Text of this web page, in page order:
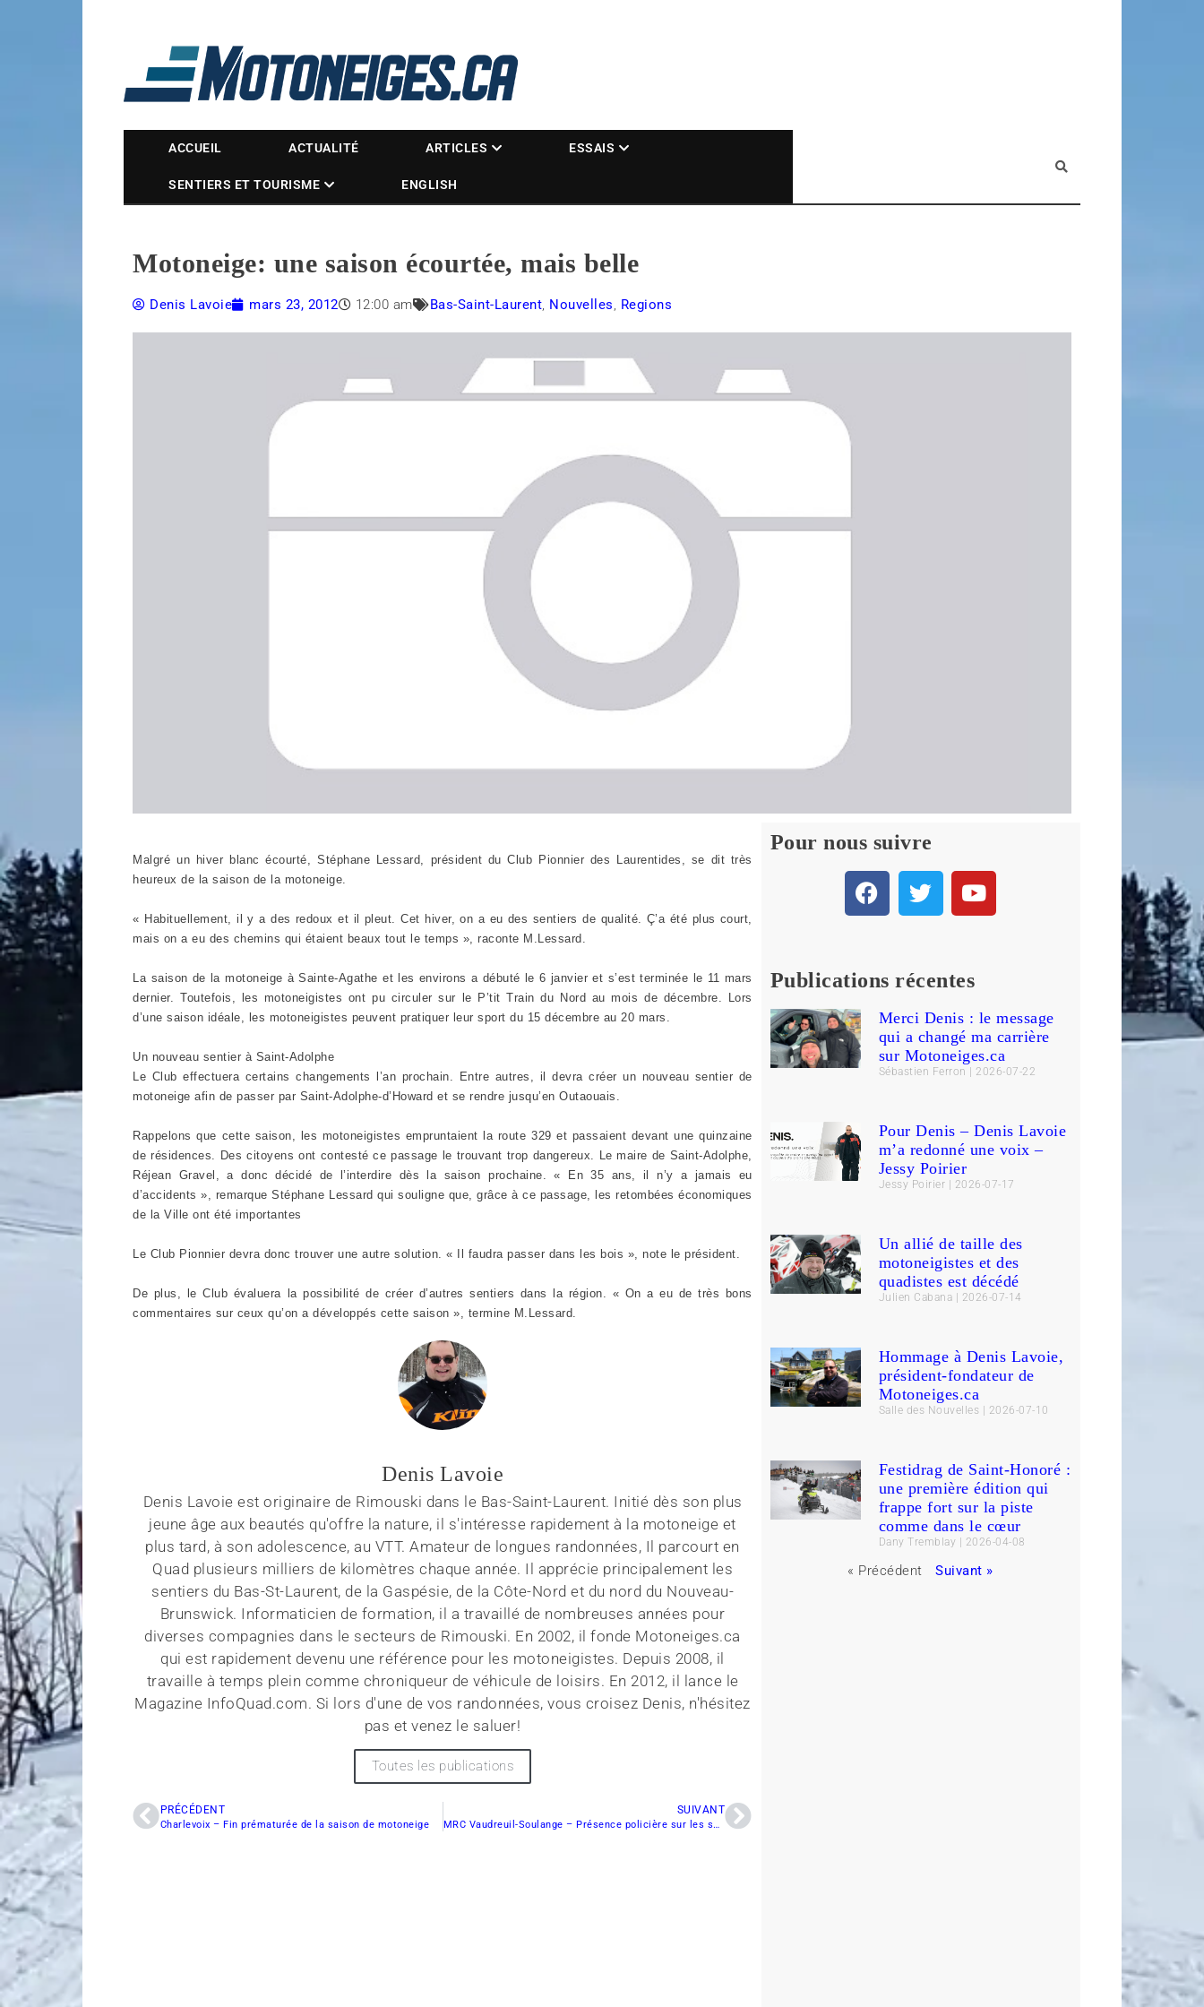
Magazine Motoneiges.ca
ACCUEIL ACTUALITÉ ARTICLES ESSAIS
SENTIERS ET TOURISME ENGLISH
Motoneige: une saison écourtée, mais belle
Denis Lavoie mars 23, 2012 12:00 am Bas-Saint-Laurent, Nouvelles, Regions
Malgré un hiver blanc écourté, Stéphane Lessard, président du Club Pionnier des Laurentides, se dit très
heureux de la saison de la motoneige.
« Habituellement, il y a des redoux et il pleut. Cet hiver, on a eu des sentiers de qualité. Ç’a été plus court,
mais on a eu des chemins qui étaient beaux tout le temps », raconte M.Lessard.
La saison de la motoneige à Sainte-Agathe et les environs a débuté le 6 janvier et s’est terminée le 11 mars
dernier. Toutefois, les motoneigistes ont pu circuler sur le P’tit Train du Nord au mois de décembre. Lors
d’une saison idéale, les motoneigistes peuvent pratiquer leur sport du 15 décembre au 20 mars.
Un nouveau sentier à Saint-Adolphe
Le Club effectuera certains changements l’an prochain. Entre autres, il devra créer un nouveau sentier de
motoneige afin de passer par Saint-Adolphe-d’Howard et se rendre jusqu’en Outaouais.
Rappelons que cette saison, les motoneigistes empruntaient la route 329 et passaient devant une quinzaine
de résidences. Des citoyens ont contesté ce passage le trouvant trop dangereux. Le maire de Saint-Adolphe,
Réjean Gravel, a donc décidé de l’interdire dès la saison prochaine. « En 35 ans, il n’y a jamais eu
d’accidents », remarque Stéphane Lessard qui souligne que, grâce à ce passage, les retombées économiques
de la Ville ont été importantes
Le Club Pionnier devra donc trouver une autre solution. « Il faudra passer dans les bois », note le président.
De plus, le Club évaluera la possibilité de créer d’autres sentiers dans la région. « On a eu de très bons
commentaires sur ceux qu’on a développés cette saison », termine M.Lessard.
Denis Lavoie
Denis Lavoie est originaire de Rimouski dans le Bas-Saint-Laurent. Initié dès son plus
jeune âge aux beautés qu'offre la nature, il s'intéresse rapidement à la motoneige et
plus tard, à son adolescence, au VTT. Amateur de longues randonnées, Il parcourt en
Quad plusieurs milliers de kilomètres chaque année. Il apprécie principalement les
sentiers du Bas-St-Laurent, de la Gaspésie, de la Côte-Nord et du nord du Nouveau-
Brunswick. Informaticien de formation, il a travaillé de nombreuses années pour
diverses compagnies dans le secteurs de Rimouski. En 2002, il fonde Motoneiges.ca
qui est rapidement devenu une référence pour les motoneigistes. Depuis 2008, il
travaille à temps plein comme chroniqueur de véhicule de loisirs. En 2012, il lance le
Magazine InfoQuad.com. Si lors d'une de vos randonnées, vous croisez Denis, n'hésitez
pas et venez le saluer!
Toutes les publications
PRÉCÉDENT
Charlevoix – Fin prématurée de la saison de motoneige
SUIVANT
MRC Vaudreuil-Soulange – Présence policière sur les sentiers récréotouristiques
Pour nous suivre
Publications récentes
Merci Denis : le message
qui a changé ma carrière
sur Motoneiges.ca
Sébastien Ferron 2026-07-22
Pour Denis – Denis Lavoie
m’a redonné une voix –
Jessy Poirier
Jessy Poirier 2026-07-17
Un allié de taille des
motoneigistes et des
quadistes est décédé
Julien Cabana 2026-07-14
Hommage à Denis Lavoie,
président-fondateur de
Motoneiges.ca
Salle des Nouvelles 2026-07-10
Festidrag de Saint-Honoré :
une première édition qui
frappe fort sur la piste
comme dans le cœur
Dany Tremblay 2026-04-08
« Précédent Suivant »